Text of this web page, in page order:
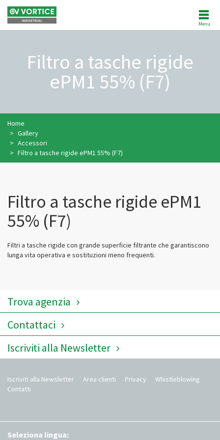
Menu
SOFTWARE
REFERENZE
AREA CLIENTI
CONTATTI
LOGIN / AREA CLIENTI
Filtro a tasche rigide
ePM1 55% (F7)
Home
Gallery
Accessori
Filtro a tasche rigide ePM1 55% (F7)
Filtro a tasche rigide ePM1
55% (F7)
Filtri a tasche rigide con grande superficie filtrante che garantiscono
lunga vita operativa e sostituzioni meno frequenti.
Trova agenzia
Contattaci
Iscriviti alla Newsletter
Iscriviti alla Newsletter Area clienti Privacy
Whistleblowing
Contatti
Seleziona lingua: